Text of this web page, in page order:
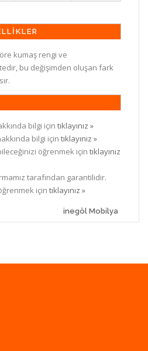
kumaş rengi ve
bu değişimden oluşan fark
bilgi için tıklayınız »
bilgi için tıklayınız »
öğrenmek için tıklayınız
tarafından garantilidir.
için tıklayınız »
inegöl Mobilya